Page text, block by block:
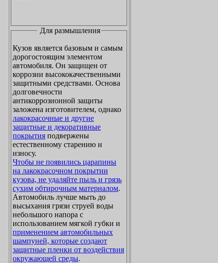
Для размышления
Кузов является базовым и самым
дорогостоящим элементом
автомобиля. Он защищен от
коррозии высококачественными
защитными средствами. Основа
долговечности
антикоррозионной защиты
заложена изготовителем, однако
лакокрасочные и другие
защитные и декоративные
покрытия подвержены
естественному старению и
износу.
Чтобы не появились царапины
на лакокрасочном покрытии
кузова, не удаляйте пыль и грязь
сухим обтирочным материалом.
Автомобиль лучше мыть до
высыхания грязи струей воды
небольшого напора с
использованием мягкой губки и
применением автомобильных
шампуней, которые создают
защитные пленки от воздействия
окружающей среды.